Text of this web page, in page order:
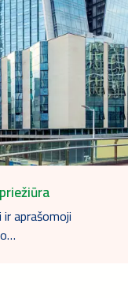
aprašomoji